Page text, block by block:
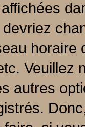
Veuillez
autres